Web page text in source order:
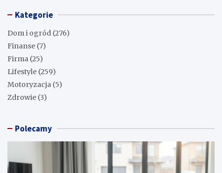
Kategorie
Dom i ogród (276)
Finanse (7)
Firma (25)
Lifestyle (259)
Motoryzacja (5)
Zdrowie (3)
Polecamy